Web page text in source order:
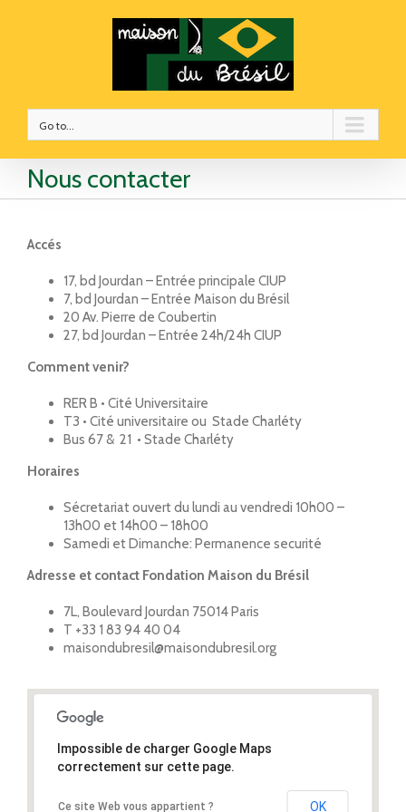
Go to...
Nous contacter
Accés
17, bd Jourdan – Entrée principale CIUP
7, bd Jourdan – Entrée Maison du Brésil
20 Av. Pierre de Coubertin
27, bd Jourdan – Entrée 24h/24h CIUP
Comment venir?
RER B • Cité Universitaire
T3 • Cité universitaire ou Stade Charléty
Bus 67 & 21 • Stade Charléty
Horaires
Sécretariat ouvert du lundi au vendredi 10h00 –
13h00 et 14h00 – 18h00
Samedi et Dimanche: Permanence securité
Adresse et contact Fondation Maison du Brésil
7L, Boulevard Jourdan 75014 Paris
T +33 1 83 94 40 04
maisondubresil@maisondubresil.org
Impossible de charger Google Maps
correctement sur cette page.
Ce site Web vous appartient ? OK